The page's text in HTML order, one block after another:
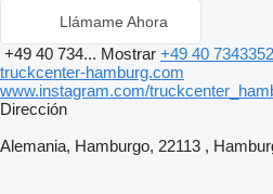
Llámame Ahora
+49 40 734... Mostrar +49 40
truckcenter-hamburg.com
www.instagram.com/
Dirección
Alemania, Hamburgo, 22113 ,